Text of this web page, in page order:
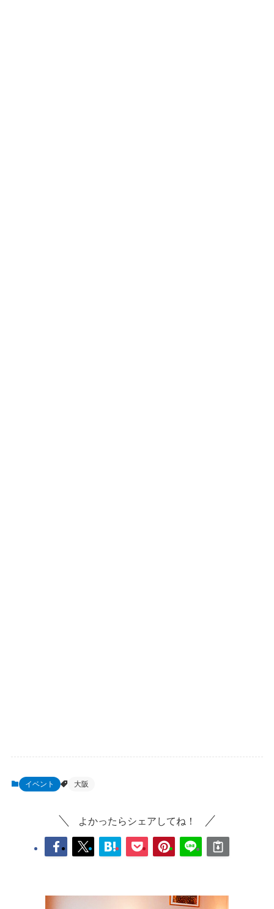
イベント 大阪
よかったらシェアしてね！